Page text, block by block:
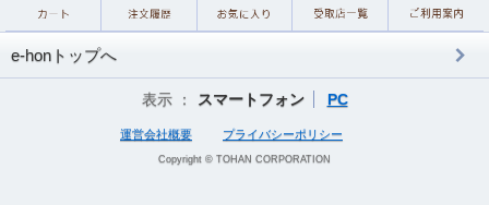
e-honトップへ
表示 ： スマートフォン PC
運営会社概要 プライバシーポリシー
Copyright © TOHAN CORPORATION